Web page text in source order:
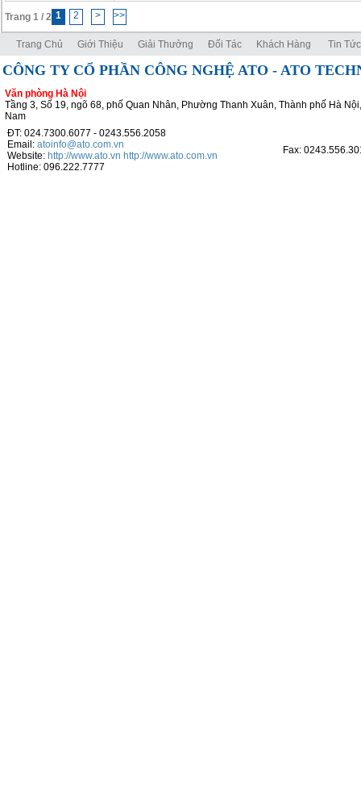
Trang 1 / 2 1 2 > >>
Trang Chủ Giới Thiệu Giải Thưởng Đối Tác Khách Hàng Tin Tức
CÔNG TY CỔ PHẦN CÔNG NGHỆ ATO - ATO
Văn phòng Hà Nội
Tầng 3, Số 19, ngõ 68, phố Quan Nhân, Phường Thanh Xuân, Thành phố Hà
Nam
ĐT: 024.7300.6077 - 0243.556.2058
Email: atoinfo@ato.com.vn
Website: http://www.ato.vn http://www.ato.com.vn
Hotline: 096.222.7777
Fax: